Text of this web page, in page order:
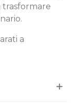
trasformare
a